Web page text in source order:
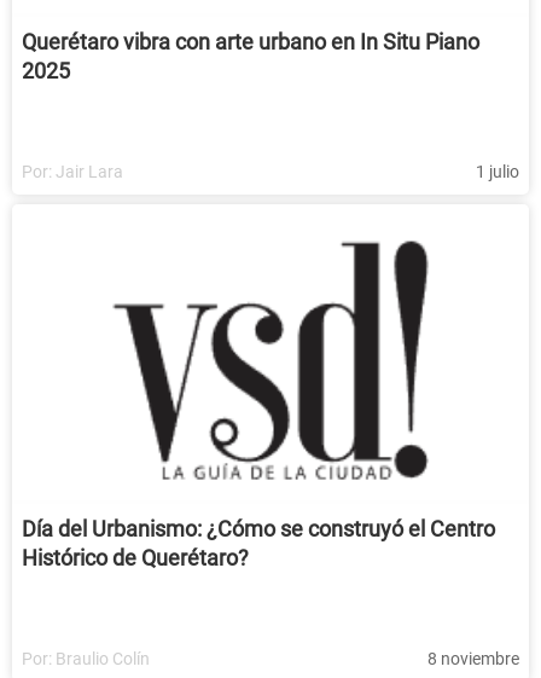
Querétaro vibra con arte urbano en In Situ Piano
2025
Por: Jair Lara 1 julio
Día del Urbanismo: ¿Cómo se construyó el Centro
Histórico de Querétaro?
Por: Braulio Colín 8 noviembre